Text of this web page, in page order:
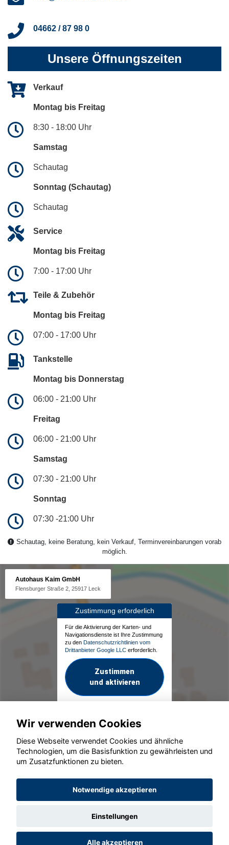
04662 / 87 98 0
Unsere Öffnungszeiten
Verkauf
Montag bis Freitag
8:30 - 18:00 Uhr
Samstag
Schautag
Sonntag (Schautag)
Schautag
Service
Montag bis Freitag
7:00 - 17:00 Uhr
Teile & Zubehör
Montag bis Freitag
07:00 - 17:00 Uhr
Tankstelle
Montag bis Donnerstag
06:00 - 21:00 Uhr
Freitag
06:00 - 21:00 Uhr
Samstag
07:30 - 21:00 Uhr
Sonntag
07:30 -21:00 Uhr
Schautag, keine Beratung, kein Verkauf, Terminvereinbarungen vorab
möglich.
Autohaus Kaim GmbH
Flensburger Straße 2, 25917 Leck
Zustimmung erforderlich
Für die Aktivierung der Karten- und
Navigationsdienste ist Ihre Zustimmung
zu den Datenschutzrichtlinien vom
Drittanbieter Google LLC erforderlich.
Zustimmen
und aktivieren
© konjunkturmotor.de GmbH 2020 - 2026
Wir verwenden Cookies
Diese Webseite verwendet Cookies und ähnliche
Technologien, um die Basisfunktion zu gewährleisten und
um Zusatzfunktionen zu bieten.
Notwendige akzeptieren
Einstellungen
Alle akzeptieren